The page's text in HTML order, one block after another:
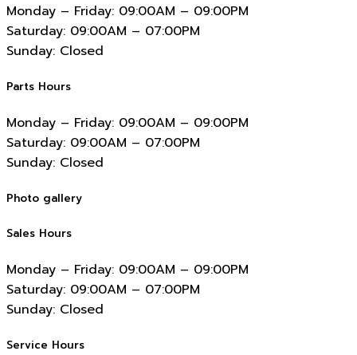
Monday – Friday: 09:00AM – 09:00PM
Saturday: 09:00AM – 07:00PM
Sunday: Closed
Parts Hours
Monday – Friday: 09:00AM – 09:00PM
Saturday: 09:00AM – 07:00PM
Sunday: Closed
Photo gallery
Sales Hours
Monday – Friday: 09:00AM – 09:00PM
Saturday: 09:00AM – 07:00PM
Sunday: Closed
Service Hours